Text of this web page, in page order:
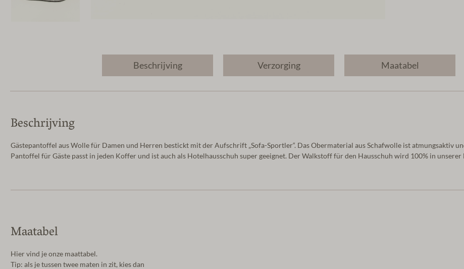
Beschrijving Verzorging Maatabel
Beschrijving
Gästepantoffel aus Wolle für Damen und Herren bestickt mit der Aufschrift „Sofa-Sportler“. Das Obermaterial aus Schafwolle ist atmungsaktiv
Pantoffel für Gäste passt in jeden Koffer und ist auch als Hotelhausschuh super geeignet. Der Walkstoff für den Hausschuh wird 100% in
Maatabel
Hier vind je onze maattabel.
Tip: als je tussen twee maten in zit, kies dan